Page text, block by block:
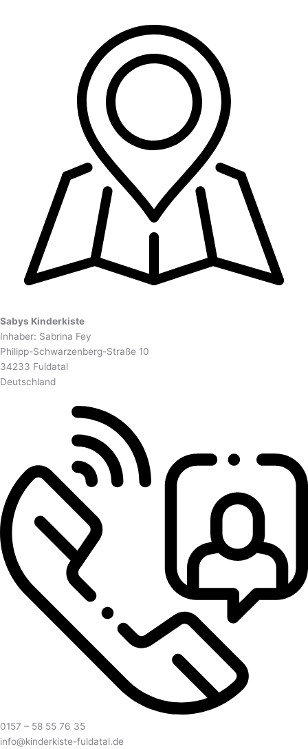
Sabys Kinderkiste
Inhaber: Sabrina Fey
Philipp-Schwarzenberg-Straße 10
34233 Fuldatal
Deutschland
0157 – 58 55 76 35
info@kinderkiste-fuldatal.de